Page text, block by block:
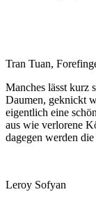
Tran Tuan,
Manches lässt kurz
Daumen, geknickt
eigentlich eine
aus wie verlorene
dagegen werden
Leroy Sofyan